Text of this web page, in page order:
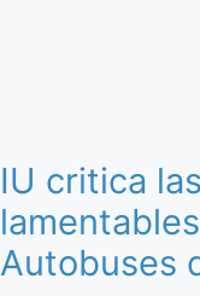
IU critica
Autobuses